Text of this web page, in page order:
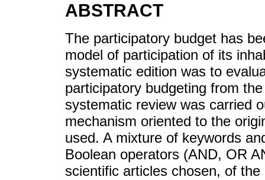
ABSTRACT
The participatory budget has
model of participation of its
systematic edition was to
participatory budgeting from
systematic review was carried
mechanism oriented to the
used. A mixture of keywords
Boolean operators (AND, OR
scientific articles chosen, of